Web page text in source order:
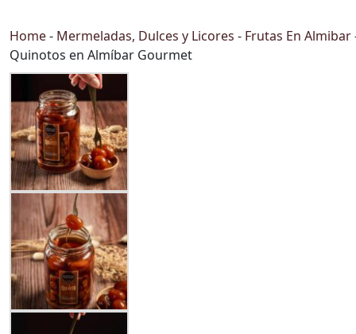
Home- Mermeladas, Dulces y Licores - Frutas En Almibar
Quinotos en Almíbar Gourmet